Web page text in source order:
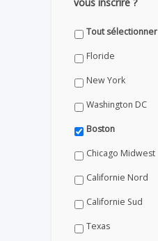
Tout sélectionner
Floride
New York
Washington DC
Boston
Chicago Midwest
Californie Nord
Californie Sud
Texas